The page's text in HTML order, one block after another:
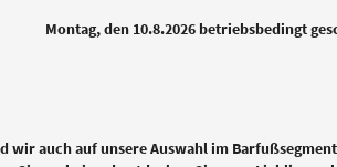
Montag, den 10.8.2026 betriebsbedingt
wir auch auf unsere Auswahl im